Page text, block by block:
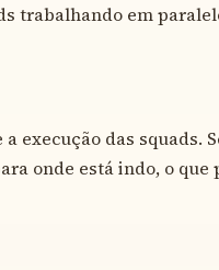
trabalhando em
execução das squads.
onde está indo, o que